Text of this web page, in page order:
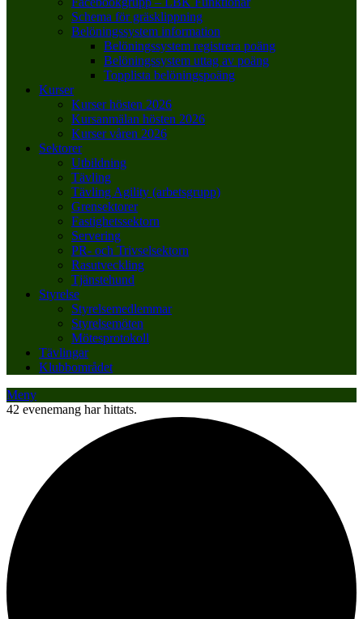
Schema för gräsklippning
Belöningssystem information
Belöningssystem registrera poäng
Belöningssystem uttag av poäng
Topplista belöningspoäng
Kurser
Kurser hösten 2026
Kursanmälan hösten 2026
Kurser våren 2026
Sektorer
Utbildning
Tävling
Tävling Agility (arbetsgrupp)
Grensektorer
Fastighetssektorn
Servering
PR- och Trivselsektorn
Rasutveckling
Tjänstehund
Styrelse
Styrelsemedlemmar
Styrelsemöten
Mötesprotokoll
Tävlingar
Klubbområdet
Meny
42 evenemang har hittats.